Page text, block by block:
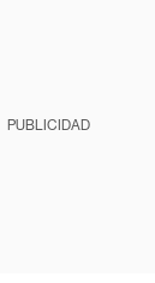
PUBLICIDAD